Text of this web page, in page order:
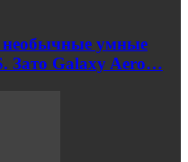
необычные умные
Зато Galaxy Aero…